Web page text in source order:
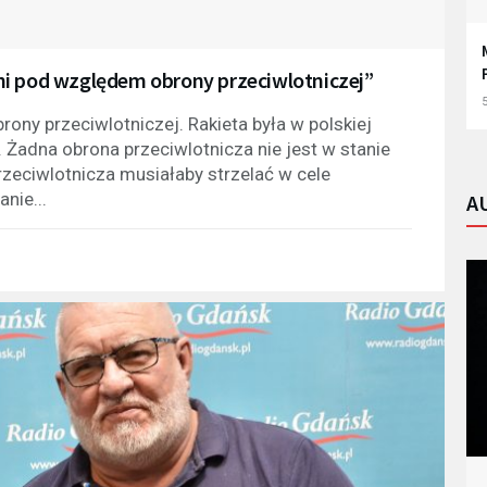
pod względem obrony przeciwlotniczej”
przeciwlotniczej. Rakieta była w polskiej
obrona przeciwlotnicza nie jest w stanie
musiałaby strzelać w cele